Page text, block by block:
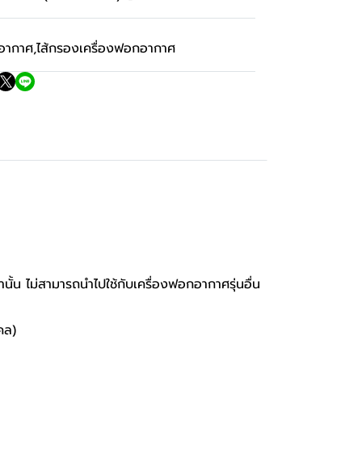
ากาศ,ไส้กรองเครื่องฟอกอากาศ
ไม่สามารถนำไปใช้กับเครื่องฟอกอากาศรุ่นอื่น
ล)